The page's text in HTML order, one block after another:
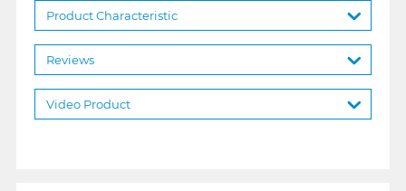
Product Characteristic
Reviews
Video Product